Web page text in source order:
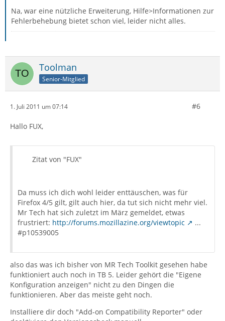
Na, war eine nützliche Erweiterung, Hilfe>Informationen zur
Fehlerbehebung bietet schon viel, leider nicht alles.
Toolman
Senior-Mitglied
1. Juli 2011 um 07:14 #6
Hallo FUX,
Zitat von "FUX"
Da muss ich dich wohl leider enttäuschen, was für
Firefox 4/5 gilt, gilt auch hier, da tut sich nicht mehr viel.
Mr Tech hat sich zuletzt im März gemeldet, etwas
frustriert: http://forums.mozillazine.org/viewtopic
...
#p10539005
also das was ich bisher von MR Tech Toolkit gesehen habe
funktioniert auch noch in TB 5. Leider gehört die "Eigene
Konfiguration anzeigen" nicht zu den Dingen die
funktionieren. Aber das meiste geht noch.
Installiere dir doch "Add-on Compatibility Reporter" oder